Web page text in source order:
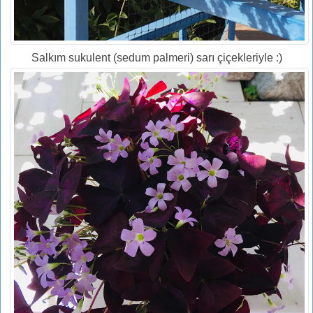
Salkım sukulent (sedum palmeri) sarı çiçekleriyle :)